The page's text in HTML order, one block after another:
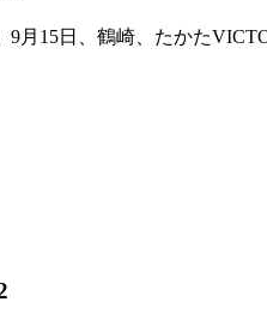
9月15日、鶴崎、たかた